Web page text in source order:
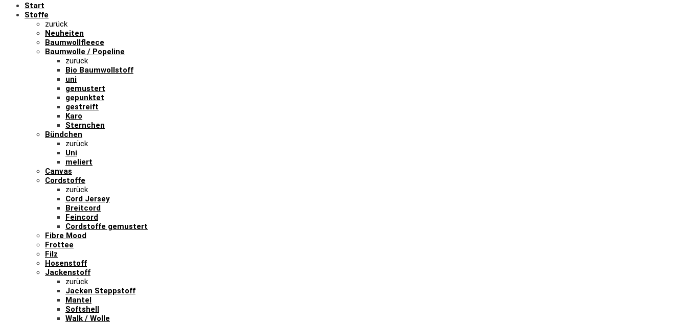
Start
Stoffe
zurück
Neuheiten
Baumwollfleece
Baumwolle / Popeline
zurück
Bio Baumwollstoff
uni
gemustert
gepunktet
gestreift
Karo
Sternchen
Bündchen
zurück
Uni
meliert
Canvas
Cordstoffe
zurück
Cord Jersey
Breitcord
Feincord
Cordstoffe gemustert
Fibre Mood
Frottee
Filz
Hosenstoff
Jackenstoff
zurück
Jacken Steppstoff
Mantel
Softshell
Walk / Wolle